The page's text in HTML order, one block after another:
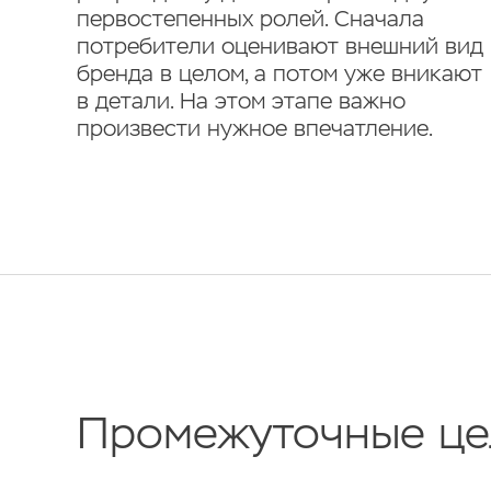
первостепенных ролей. Сначала
потребители оценивают внешний вид
бренда в целом, а потом уже вникают
в детали. На этом этапе важно
произвести нужное впечатление.
Промежуточные